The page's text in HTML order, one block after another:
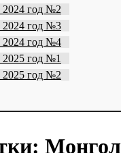
2024 год №2
2024 год №3
2024 год №4
2025 год №1
2025 год №2